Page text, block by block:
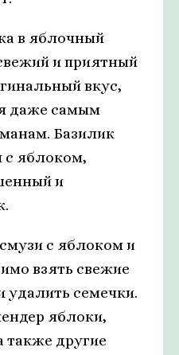
в яблочный
и приятный
вкус,
даже самым
Базилик
с яблоком,
и
с яблоком и
взять свежие
удалить семечки.
яблоки,
также другие